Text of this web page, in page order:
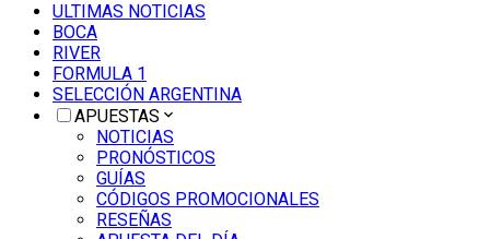
ULTIMAS NOTICIAS
BOCA
RIVER
FORMULA 1
SELECCIÓN ARGENTINA
APUESTAS
NOTICIAS
PRONÓSTICOS
GUÍAS
CÓDIGOS PROMOCIONALES
RESEÑAS